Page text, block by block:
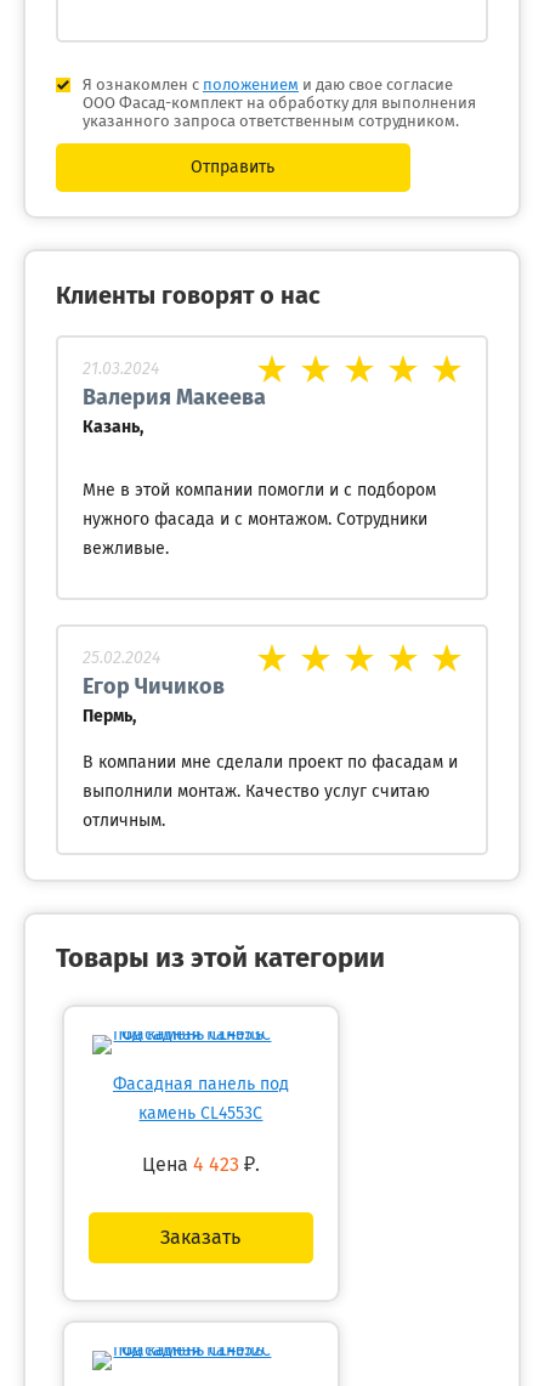
Я ознакомлен с положением и даю свое согласие
ООО Фасад-комплект на обработку для выполнения
указанного запроса ответственным сотрудником.
Отправить
Клиенты говорят о нас
21.03.2024
Валерия Макеева
Казань,
Мне в этой компании помогли и с подбором
нужного фасада и с монтажом. Сотрудники
вежливые.
25.02.2024
Егор Чичиков
Пермь,
В компании мне сделали проект по фасадам и
выполнили монтаж. Качество услуг считаю
отличным.
Товары из этой категории
Фасадная панель под
камень CL4553C
Цена 4 423 ₽.
Заказать